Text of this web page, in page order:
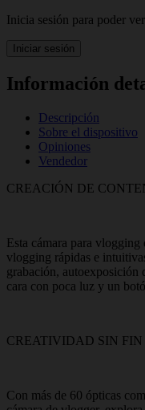
Inicia sesión para poder
Iniciar sesión
Información
Descripción
Sobre el dispositivo
Opiniones
Vendedor
CREACIÓN DE
Esta cámara para
vlogging rápidas e
grabación, autoexposición
cara con poca luz y un
CREATIVIDAD SIN FIN
Con más de 60 ópticas